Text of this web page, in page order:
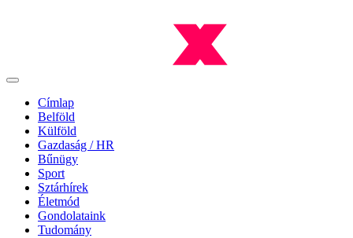
Címlap
Belföld
Külföld
Gazdaság / HR
Bűnügy
Sport
Sztárhírek
Életmód
Gondolataink
Tudomány